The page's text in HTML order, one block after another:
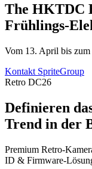
The HKTDC
Frühlings-
Vom 13. April bis
Kontakt SpriteGroup
Retro DC26
Definieren
Trend in der
Premium Retro-
ID & Firmware-